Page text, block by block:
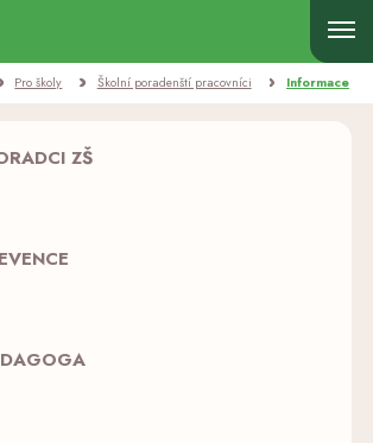
Pro školy Školní poradenští pracovníci Informace
ZŠ